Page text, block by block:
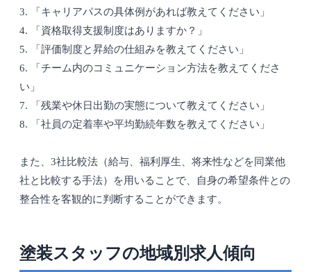
3. 「キャリアパスの具体例があれば教えてください」
4. 「資格取得支援制度はありますか？」
5. 「評価制度と昇給の仕組みを教えてください」
6. 「チーム内のコミュニケーション方法を教えてくださ
い」
7. 「残業や休日出勤の実態について教えてください」
8. 「社員の定着率や平均勤続年数を教えてください」
また、3社比較法（給与、福利厚生、将来性などを同業他
社と比較する手法）を用いることで、自身の希望条件との
整合性を客観的に判断することができます。
塗装スタッフの地域別求人傾向